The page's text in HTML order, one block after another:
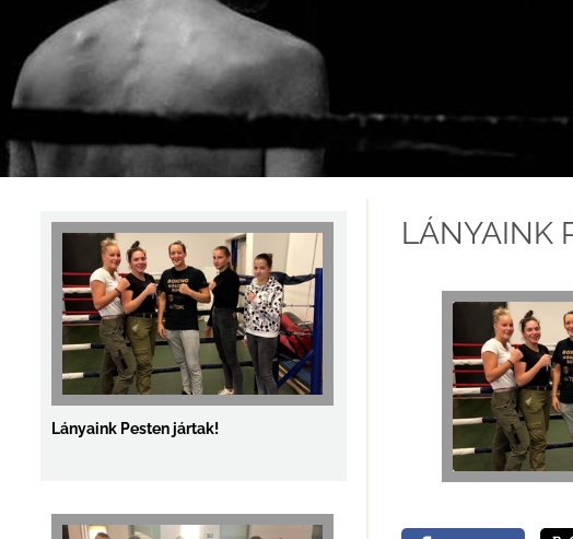
Lányaink Pesten jártak!
LÁNYAINK